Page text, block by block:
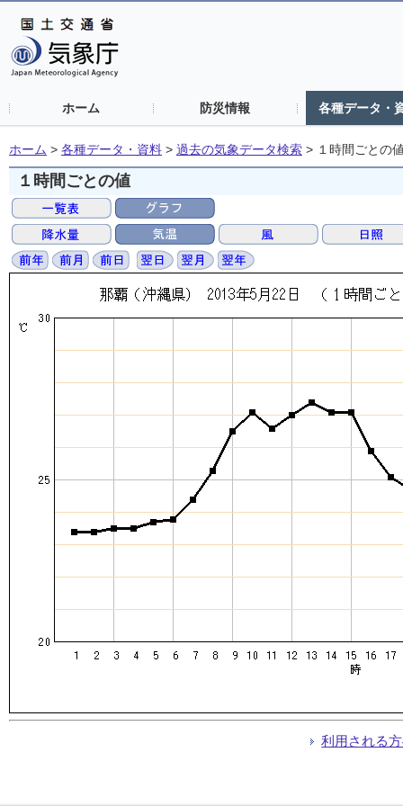
ホーム 防災情報 各種データ・
ホーム > 各種データ・資料 > 過去の気象データ検索 > １時間ごとの
１時間ごとの値
利用される